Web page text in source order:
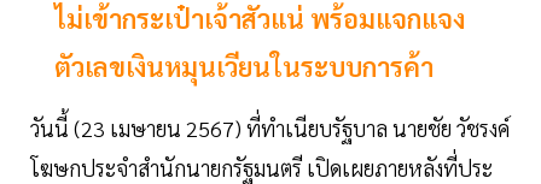
ไม่เข้ากระเป๋าเจ้าสัวแน่ พร้อมแจกแจง
ตัวเลขเงินหมุนเวียนในระบบการค้า
วันนี้ (23 เมษายน 2567) ที่ทำเนียบรัฐบาล นายชัย วัชรงค์
โฆษกประจำสำนักนายกรัฐมนตรี เปิดเผยภายหลังที่ประ